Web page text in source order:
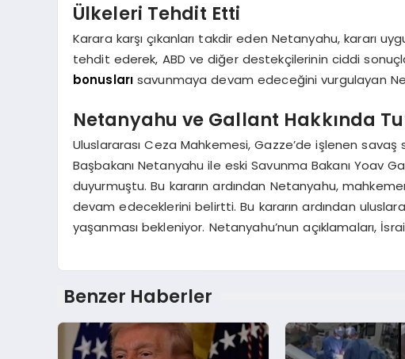
Ülkeleri Tehdit Etti
Karara karşı çıkanları takdir eden Netanyahu, kararı
tehdit ederek, ABD ve diğer destekçilerinin ciddi
bonusları savunmaya devam edeceğini vurgulayan
Netanyahu ve Gallant Hakkında
Uluslararası Ceza Mahkemesi, Gazze’de işlenen savaş
Başbakanı Netanyahu ile eski Savunma Bakanı Yoav
duyurmuştu. Bu kararın ardından Netanyahu,
devam edeceklerini belirtti. Bu kararın ardından
yaşanması bekleniyor. Netanyahu’nun açıklamaları,
Benzer Haberler